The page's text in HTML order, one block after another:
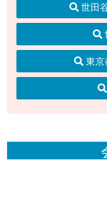
世田
東京